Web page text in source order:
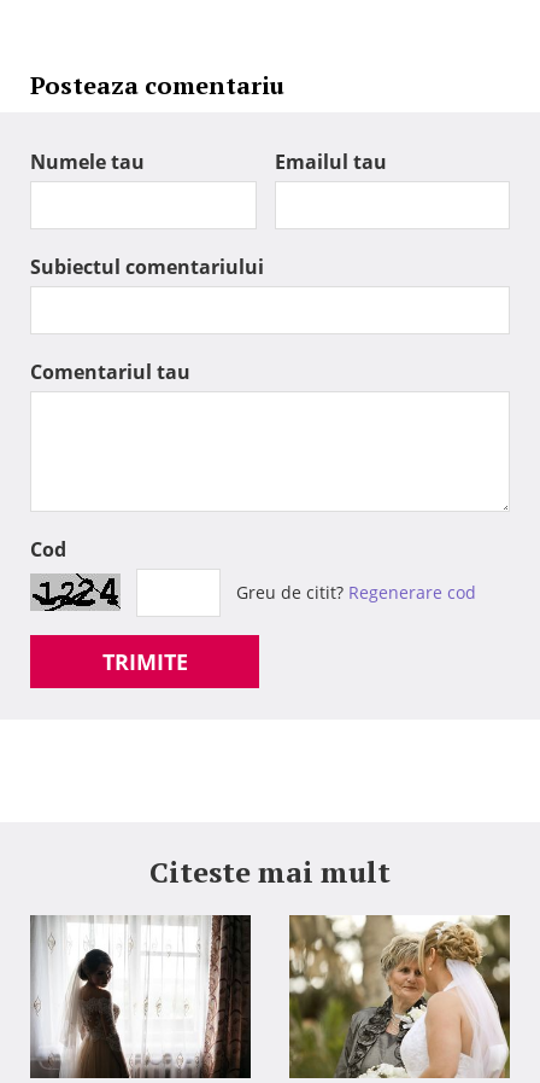
Posteaza comentariu
Numele tau Emailul tau
Subiectul comentariului
Comentariul tau
Cod
Greu de citit? Regenerare cod
TRIMITE
Citeste mai mult